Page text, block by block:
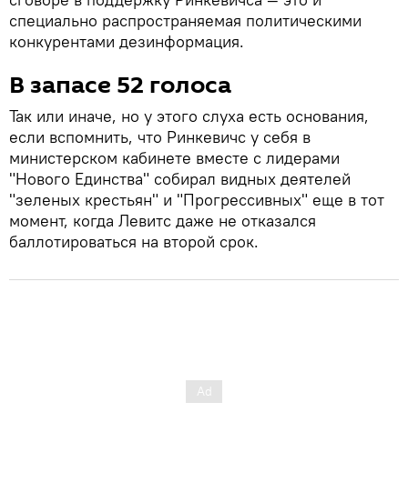
специально распространяемая политическими
конкурентами дезинформация.
В запасе 52 голоса
Так или иначе, но у этого слуха есть основания,
если вспомнить, что Ринкевичс у себя в
министерском кабинете вместе с лидерами
"Нового Единства" собирал видных деятелей
"зеленых крестьян" и "Прогрессивных" еще в тот
момент, когда Левитс даже не отказался
баллотироваться на второй срок.